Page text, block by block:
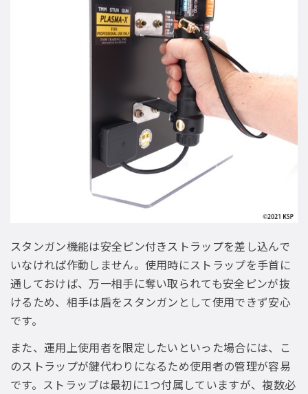
スタンガン機能は安全ピン付きストラップを差し込んで
いなければ作動しません。使用時にストラップを手首に
通しておけば、万一相手に奪い取られても安全ピンが抜
けるため、相手は盾をスタンガンとして使用できず安心
です。
また、運用上使用者を限定したいといった場合には、こ
のストラップが鍵代わりになるため使用者の管理が容易
です。ストラップは最初に1つ付属していますが、複数必